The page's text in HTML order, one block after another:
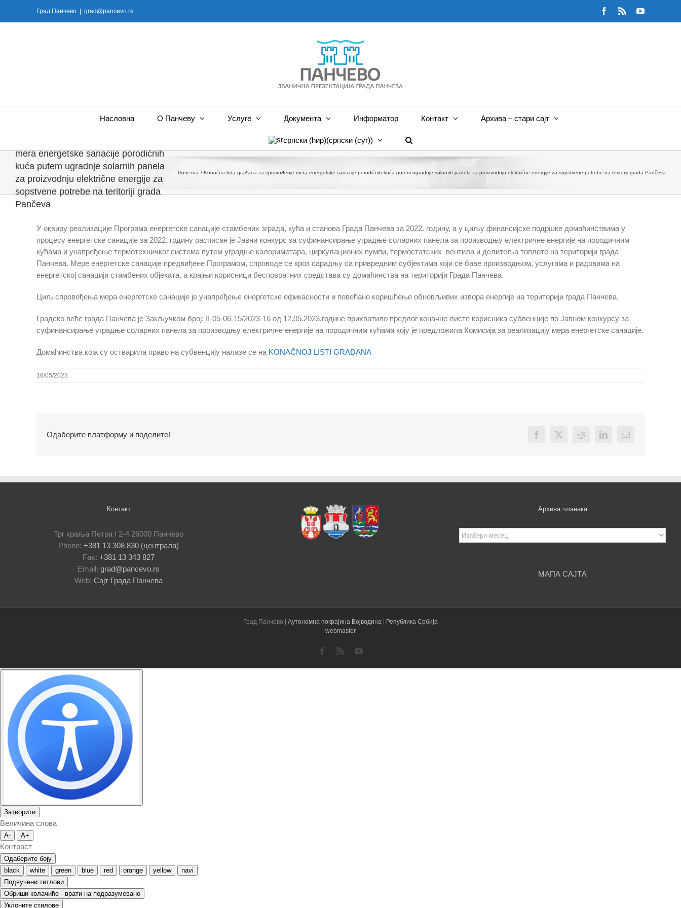
Град Панчево grad@pancevo.rs Facebook
Rss YouTube
Насловна О Панчеву Услуге Документа Информатор Контакт Архива – стари сајт
српски (ћир)(српски (cyr))
mera energetske sanacije porodičnih
kuća putem ugradnje solarnih panela
za proizvodnju električne energije za
sopstvene potrebe na teritoriji grada
Pančeva
Почетна Konačna lista građana za sprovođenje mera energetske sanacije porodičnih kuća putem ugradnje solarnih panela za proizvodnju električne energije za sopstvene potrebe na teritoriji grada Pančeva
У оквиру реализације Програма енергетске санације стамбених зграда, кућа и станова Града Панчева за 2022. годину, а у циљу финансијске подршке домаћинствима у
процесу енергетске санације за 2022. годину расписан је Јавни конкурс за суфинансирање уградње соларних панела за производњу електричне енергије на породичним
кућама и унапређење термотехничког система путем уградње калориметара, циркулационих пумпи, термостатских вентила и делитеља топлоте на територији града
Панчева. Мере енергетске санације предвиђене Програмом, спроводе се кроз сарадњу са привредним субјектима који се баве производњом, услугама и радовима на
енергетској санацији стамбених објеката, а крајњи корисници бесповратних средстава су домаћинства на територији Града Панчева.
Циљ спровођења мера енергетске санације је унапређење енергетске ефикасности и повећано коришћење обновљивих извора енергије на територији града Панчева.
Градско веће града Панчева је Закључком број: II-05-06-15/2023-16 од 12.05.2023.године прихватило предлог коначне листе корисника субвенције по Јавном конкурсу за
суфинансирање уградње соларних панела за производњу електричне енергије на породичним кућама коју је предложила Комисија за реализацију мера енергетске санације.
Домаћинства која су остварила право на субвенцију налазе се на KONAČNOJ LISTI GRAĐANA
16/05/2023
Одаберите платформу и поделите! Facebook
X Reddit LinkedInEmail
Контакт
Трг краља Петра I 2-4 26000 Панчево
Phone: +381 13 308 830 (централа)
Fax: +381 13 343 827
Email: grad@pancevo.rs
Web: Сајт Града Панчева
Архива чланака
Архива
чланака
МАПА САЈТА
Град Панчево | Аутономна покрајина Војводина | Република Србија
webmaster
Facebook
Rss YouTube
Затворити
Величина слова
A- A+
Контраст
Одаберите боју
black
white green blue red orange yellow
navi
Подвучени титлови
Обриши колачиће - врати на подразумевано
Уклоните стилове